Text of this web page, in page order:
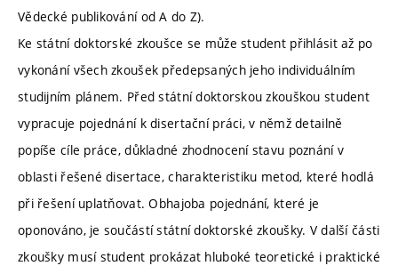
Vědecké publikování od A do Z).
Ke státní doktorské zkoušce se může student přihlásit až po
vykonání všech zkoušek předepsaných jeho individuálním
studijním plánem. Před státní doktorskou zkouškou student
vypracuje pojednání k disertační práci, v němž detailně
popíše cíle práce, důkladné zhodnocení stavu poznání v
oblasti řešené disertace, charakteristiku metod, které hodlá
při řešení uplatňovat. Obhajoba pojednání, které je
oponováno, je součástí státní doktorské zkoušky. V další části
zkoušky musí student prokázat hluboké teoretické i praktické